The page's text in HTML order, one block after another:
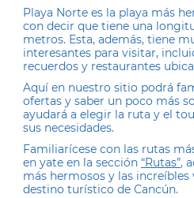
Playa Norte es la playa más
con decir que tiene una
metros. Esta, además, tiene
interesantes para visitar,
recuerdos y restaurantes
Aquí en nuestro sitio podrá
ofertas y saber un poco más
ayudará a elegir la ruta y el
sus necesidades.
Familiarícese con las rutas
en yate en la sección“Rutas”,
más hermosos y las increíbles
destino turístico de Cancún.